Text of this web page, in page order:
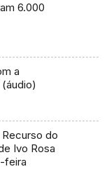
6.000
a
do
Ivo Rosa
feira